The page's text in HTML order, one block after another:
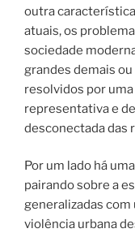
outra
atuais, os
sociedade
grandes demais
resolvidos por
representativa e
desconectada das
Por um lado há
pairando sobre a
generalizadas
violência urbana